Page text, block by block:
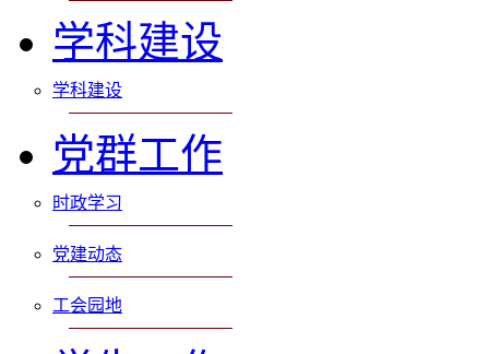
学科建设
学科建设
党群工作
时政学习
党建动态
工会园地